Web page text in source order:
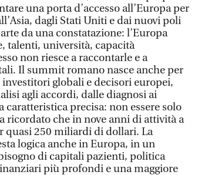
una porta d’accesso all’Europa per
dagli Stati Uniti e dai nuovi poli
da una constatazione: l’Europa
talenti, università, capacità
non riesce a raccontarle e a
Il summit romano nasce anche per
globali e decisori europei,
agli accordi, dalle diagnosi ai
precisa: non essere solo
ricordato che in nove anni di attività a
quasi 250 miliardi di dollari. La
logica anche in Europa, in un
di capitali pazienti, politica
più profondi e una maggiore